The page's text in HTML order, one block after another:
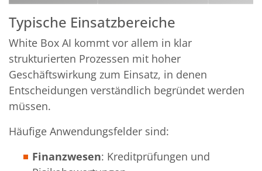
Typische Einsatzbereiche
White Box AI kommt vor allem in klar
strukturierten Prozessen mit hoher
Geschäftswirkung zum Einsatz, in denen
Entscheidungen verständlich begründet werden
müssen.
Häufige Anwendungsfelder sind:
Finanzwesen: Kreditprüfungen und